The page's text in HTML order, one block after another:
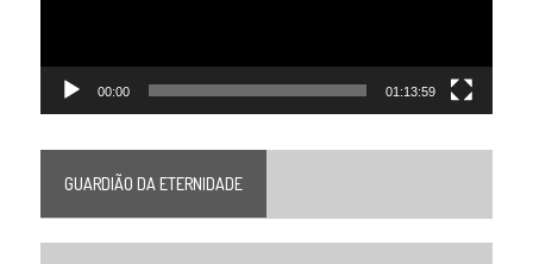
00:00 01:13:59
GUARDIÃO DA ETERNIDADE